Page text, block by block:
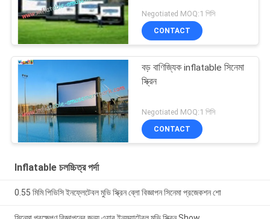
Negotiated MOQ:1 পিসি
CONTACT
বড় বাণিজ্যিক inflatable সিনেমা
স্ক্রিন
Negotiated MOQ:1 পিসি
CONTACT
Inflatable চলচ্চিত্র পর্দা
0.55 মিমি পিভিসি ইনফ্লেটেবল মুভি স্ক্রিন ব্লো বিজ্ঞাপন সিনেমা প্রজেকশন শো